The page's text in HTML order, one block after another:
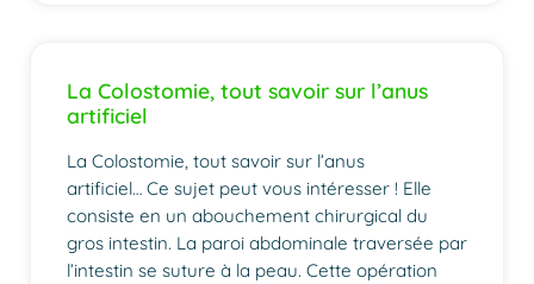
La Colostomie, tout savoir sur l’anus
artificiel
La Colostomie, tout savoir sur l’anus
artificiel… Ce sujet peut vous intéresser ! Elle
consiste en un abouchement chirurgical du
gros intestin. La paroi abdominale traversée par
l’intestin se suture à la peau. Cette opération